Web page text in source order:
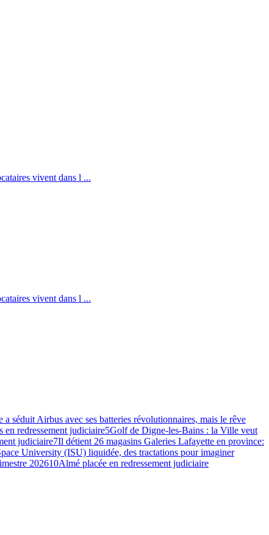
vivent dans l ...
vivent dans l ...
a séduit Airbus avec ses batteries révolutionnaires, mais le rêve
redressement judiciaire5Golf de Digne-les-Bains : la Ville veut
judiciaire7Il détient 26 magasins Galeries Lafayette en province:
University (ISU) liquidée, des tractations pour imaginer
202610Almé placée en redressement judiciaire